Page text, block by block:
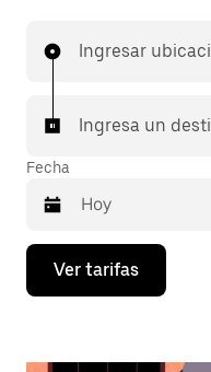
Ingresar
Ingresa un
Fecha
Presiona
flecha
Ver tarifas